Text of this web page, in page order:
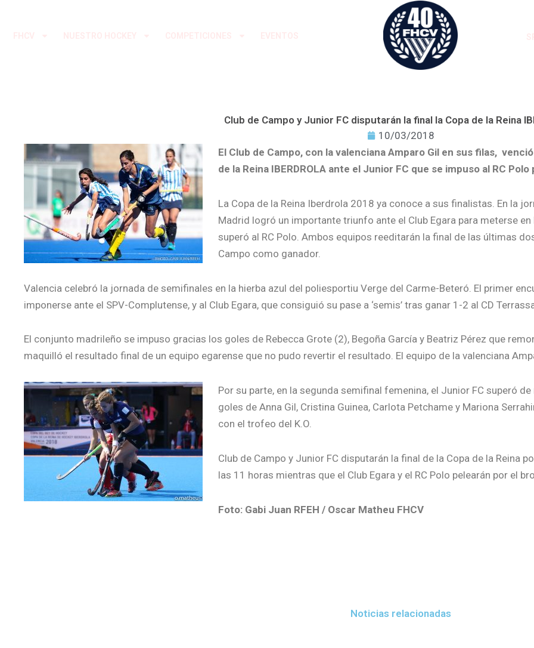
Club de Campo y Junior FC disputarán la final la Copa de la Reina
10/03/2018
El Club de Campo, con la valenciana Amparo Gil en sus filas,
de la Reina IBERDROLA ante el Junior FC que se impuso al RC Polo
La Copa de la Reina Iberdrola 2018 ya conoce a sus finalistas. En la
Madrid logró un importante triunfo ante el Club Egara para meterse
superó al RC Polo. Ambos equipos reeditarán la final de las últimas
Campo como ganador.
Valencia celebró la jornada de semifinales en la hierba azul del poliesportiu Verge del Carme-Beteró. El primer
imponerse ante el SPV-Complutense, y al Club Egara, que consiguió su pase a ‘semis’ tras ganar 1-2 al CD
El conjunto madrileño se impuso gracias los goles de Rebecca Grote (2), Begoña García y Beatriz Pérez que
maquilló el resultado final de un equipo egarense que no pudo revertir el resultado. El equipo de la valenciana
Por su parte, en la segunda semifinal femenina, el Junior FC superó
goles de Anna Gil, Cristina Guinea, Carlota Petchame y Mariona
con el trofeo del K.O.
Club de Campo y Junior FC disputarán la final de la Copa de la Reina
las 11 horas mientras que el Club Egara y el RC Polo pelearán por el
Foto: Gabi Juan RFEH / Oscar Matheu FHCV
Noticias relacionadas